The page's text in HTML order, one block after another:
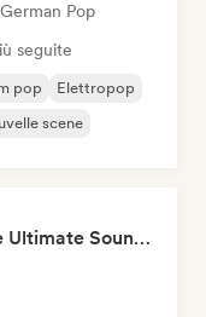
Pop
seguite
pop
Elettropop
scene
FIFA Soundscapes: The Ultimate Soundtrack ⚽️ Festival Indie, Electropop & Dance Anthems